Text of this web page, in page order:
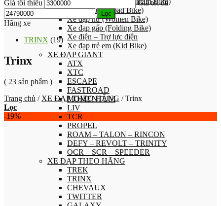
Xe đạp đua (Road Bike)
Xe đạp nữ (Women Bike)
Xe đạp gấp (Folding Bike)
Xe điện – Trợ lực điện
Xe đạp trẻ em (Kid Bike)
XE ĐẠP GIANT
ATX
XTC
ESCAPE
FASTROAD
MOMENTUM
LIV
TCR
PROPEL
ROAM – TALON – RINCON
DEFY – REVOLT – TRINITY
OCR – SCR – SPEEDER
XE ĐẠP THEO HÃNG
TREK
TRINX
CHEVAUX
TWITTER
Giá tối thiểu
Giá tối đa
Lọc
Hãng xe
TRINX (19)
Trinx
( 23 sản phẩm )
Trang chủ / XE ĐẠP THEO HÃNG /Trinx
Lọc
-19%